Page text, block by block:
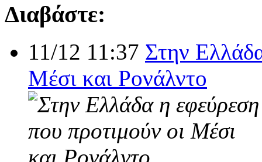
Διαβάστε:
11/12 11:37 Στην
Μέσι και Ρονάλντο